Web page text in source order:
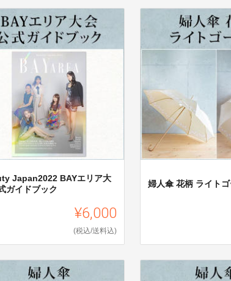
Japan2022 BAYエリア大
ガイドブック
¥6,000
(税込/送料込)
婦人傘 花柄 ライト